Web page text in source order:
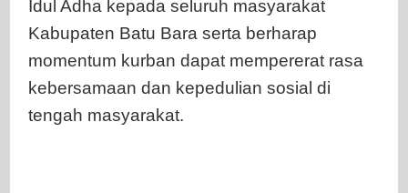
Idul Adha kepada seluruh masyarakat
Kabupaten Batu Bara serta berharap
momentum kurban dapat mempererat rasa
kebersamaan dan kepedulian sosial di
tengah masyarakat.